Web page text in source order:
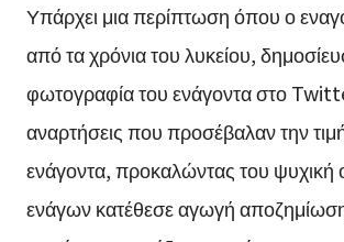
Υπάρχει μια περίπτωση όπου ο
από τα χρόνια του λυκείου,
φωτογραφία του ενάγοντα στο
αναρτήσεις που προσέβαλαν την
ενάγοντα, προκαλώντας του
ενάγων κατέθεσε αγωγή